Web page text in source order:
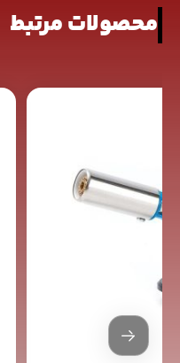
محصولات مرتبط